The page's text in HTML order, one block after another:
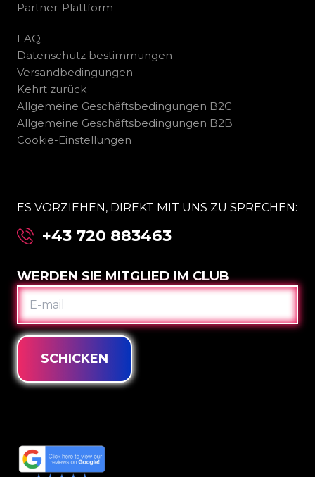
Partner-Plattform
FAQ
Datenschutz bestimmungen
Versandbedingungen
Kehrt zurück
Allgemeine Geschäftsbedingungen B2C
Allgemeine Geschäftsbedingungen B2B
Cookie-Einstellungen
ES VORZIEHEN, DIREKT MIT UNS ZU SPRECHEN:
+43 720 883463
WERDEN SIE MITGLIED IM CLUB
E-
MAIL
SCHICKEN